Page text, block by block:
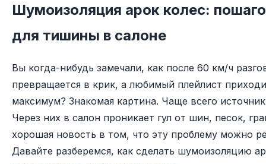
Шумоизоляция арок колес:
для тишины в салоне
Вы когда-нибудь замечали, как после 60 км/ч
превращается в крик, а любимый плейлист
максимум? Знакомая картина. Чаще всего
Через них в салон проникает гул от шин, песок,
хорошая новость в том, что эту проблему можно
Давайте разберемся, как сделать шумоизоляцию